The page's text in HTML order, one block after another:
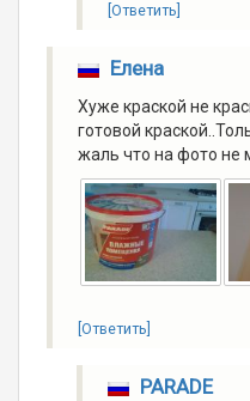
[Ответить]
Елена
Хуже краской не
готовой
жаль что на фото не
[Ответить]
PARADE